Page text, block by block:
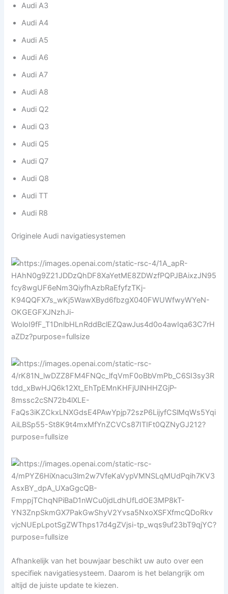
Audi A3
Audi A4
Audi A5
Audi A6
Audi A7
Audi A8
Audi Q2
Audi Q3
Audi Q5
Audi Q7
Audi Q8
Audi TT
Audi R8
Originele Audi navigatiesystemen
Afhankelijk van het bouwjaar beschikt uw auto over een
specifiek navigatiesysteem. Daarom is het belangrijk om
altijd de juiste update te kiezen.